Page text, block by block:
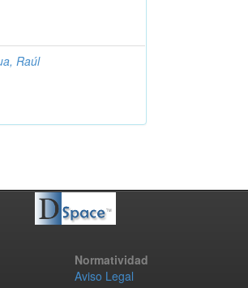
Raúl
Normatividad
Aviso Legal